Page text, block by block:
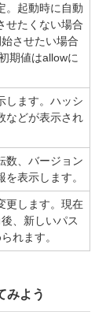
。起動時に自動
せたくない場合
させたい場合
期値はallowに
します。ハッシ
などが表示され
数、バージョン
表示します。
更します。現在
、新しいパス
れます。
みよう